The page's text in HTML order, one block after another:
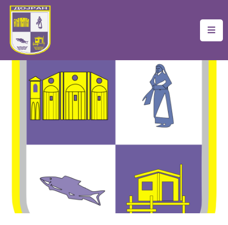
Почетна
Самоуправа
Новости
Финансии